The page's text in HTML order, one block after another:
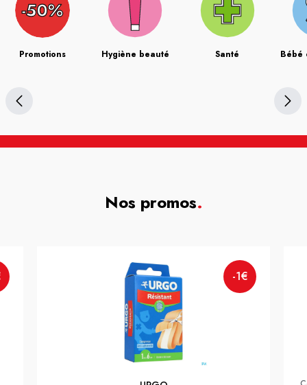
Promotions Hygiène beauté Santé Bébé
Nos promos.
-1€